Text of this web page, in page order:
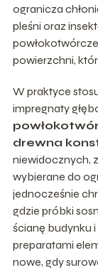
ogranicza
pleśni oraz
powierzchni,
W praktyce
impregnaty
drewna
niewidocznych,
wybierane do
jednocześnie
gdzie próbki
ścianę budynku
preparatami
nowe, gdy